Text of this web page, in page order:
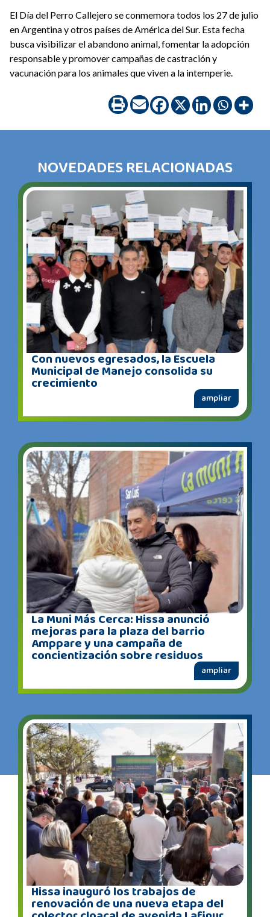
El Día del Perro Callejero se conmemora todos los 27 de julio
en Argentina y otros países de América del Sur. Esta fecha
busca visibilizar el abandono animal, fomentar la adopción
responsable y promover campañas de castración y
vacunación para los animales que viven a la intemperie.
NOVEDADES RELACIONADAS
Con nuevos egresados, la Escuela
Municipal de Manejo consolida su
crecimiento
ampliar
La Muni Más Cerca: Hissa anunció
mejoras para la plaza del barrio
Amppare y una campaña de
concientización sobre residuos
ampliar
Hissa inauguró los trabajos de
renovación de una nueva etapa del